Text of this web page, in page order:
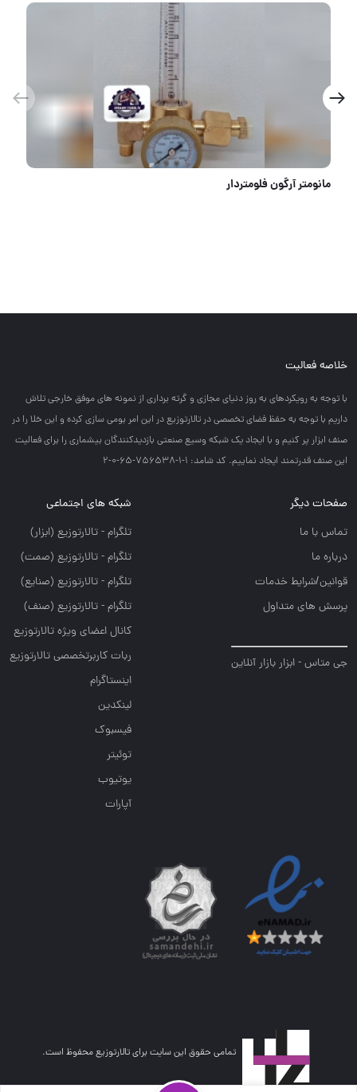
مانومتر آرگون فلومتر‌دار
خلاصه فعالیت
با توجه به رويكردهاي به روز دنياي مجازي و گرته برداري از نمونه هاي موفق خارجي تلاش
داريم با توجه به حفظ فضاي تخصصي در تالارتوزيع در اين امر بومي سازي كرده و اين خلا را در
صنف ابزار پر كنيم و با ايجاد يك شبكه وسيع صنعتي بازديدكنندگان بيشماري را براي فعاليت
اين صنف قدرتمند ايجاد نماييم. کد شامد: 1-1-756538-65-0-2
صفحات دیگر
تماس با ما
درباره ما
قوانین/شرایط خدمات
پرسش های متداول
جی متاس - ابزار بازار آنلاین
شبکه های اجتماعی
تلگرام - تالارتوزيع (ابزار)
تلگرام - تالارتوزيع (صمت)
تلگرام - تالارتوزيع (صنايع)
تلگرام - تالارتوزیع (صنف)
کانال اعضای ویژه تالارتوزیع
ربات کاربرتخصصی تالارتوزیع
اینستاگرام
لینکدین
فیسبوک
توئیتر
یوتیوب
آپارات
تمامی حقوق این سایت برای تالارتوزیع محفوظ است.